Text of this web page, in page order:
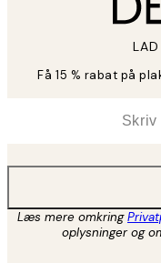
LAD
Få 15 % rabat på
Læs mere omkring
oplysninger og